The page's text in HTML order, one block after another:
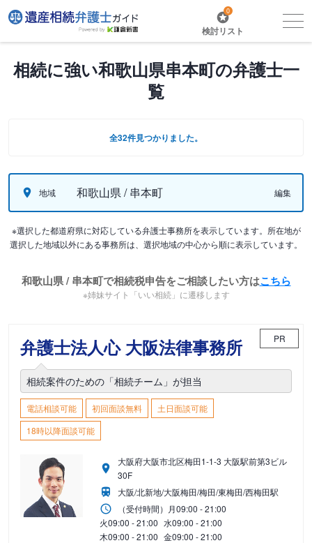
0
検討リスト
相続に強い和歌山県串本町の弁護士一
覧
全32件見つかりました。
地域 和歌山県 / 串本町 編集
※選択した都道府県に対応している弁護士事務所を表示しています。所在地が
選択した地域以外にある事務所は、選択地域の中心から順に表示しています。
和歌山県 / 串本町で相続税申告をご相談したい方はこちら
※姉妹サイト「いい相続」に遷移します
弁護士法人心 大阪法律事務所 PR
相続案件のための「相続チーム」が担当
電話相談可能 初回面談無料
土日面談可能
18時以降面談可能
大阪府大阪市北区梅田1-1-3 大阪駅前第3ビル
30F
大阪/北新地/大阪梅田/梅田/東梅田/西梅田駅
（受付時間） 月09:00 - 21:00
火09:00 - 21:00 水09:00 - 21:00
木09:00 - 21:00 金09:00 - 21:00